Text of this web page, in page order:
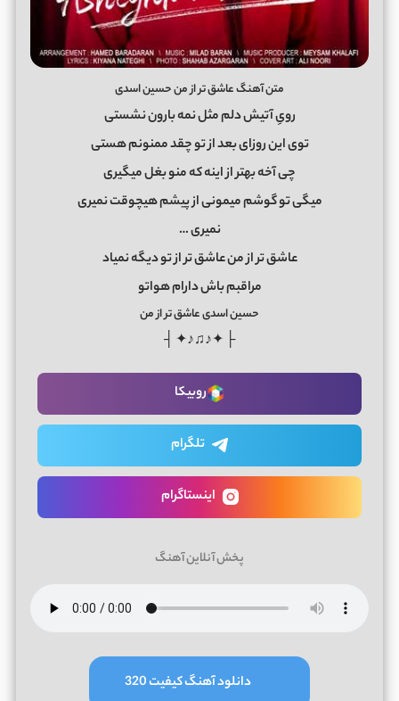
متن آهنگ عاشق تر از من حسین اسدی
رویِ آتیش دلم مثل نمه بارون نشستی
توی این روزای بعد از تو چقد ممنونم هستی
چی آخه بهتر از اینه که منو بغل میگیری
میگی تو گوشم میمونی از پیشم هیچوقت نمیری
نمیری …
عاشق تر از من عاشق تر از تو دیگه نمیاد
مراقبم باش دارام هواتو
حسین اسدی عاشق تر از من
├ ✦♪♫♪✦ ┤
روبیکا
تلگرام
اینستاگرام
پخش آنلاین آهنگ
دانلود آهنگ کیفیت 320